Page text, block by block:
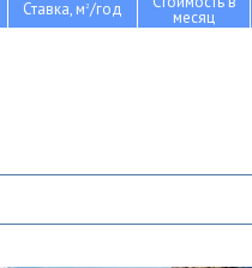
Ставка, м2/год месяц